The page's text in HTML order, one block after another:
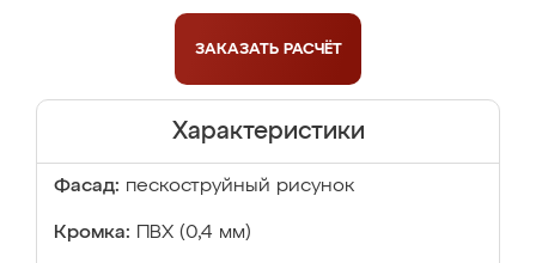
ЗАКАЗАТЬ РАСЧЁТ
Характеристики
Фасад: пескоструйный рисунок
Кромка: ПВХ (0,4 мм)